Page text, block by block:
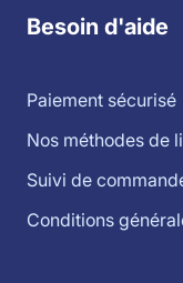
Besoin d'aide
Paiement sécurisé
Nos méthodes de
Suivi de
Conditions